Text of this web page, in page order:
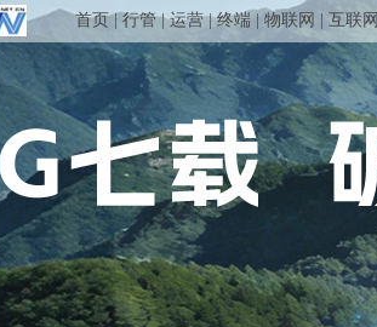
首页| 行管|运营|终端 物联网 互联网